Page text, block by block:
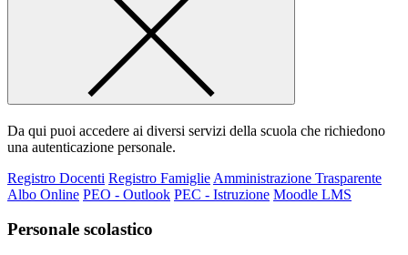
Da qui puoi accedere ai diversi servizi della scuola che richiedono
una autenticazione personale.
Registro Docenti Registro Famiglie Amministrazione Trasparente
Albo Online PEO - Outlook PEC - Istruzione Moodle LMS
Personale scolastico